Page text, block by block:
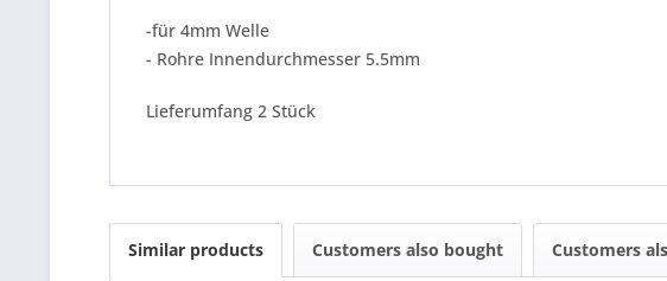
-für 4mm Welle
- Rohre Innendurchmesser 5.5mm
Lieferumfang 2 Stück
Similar products Customers also bought Customers